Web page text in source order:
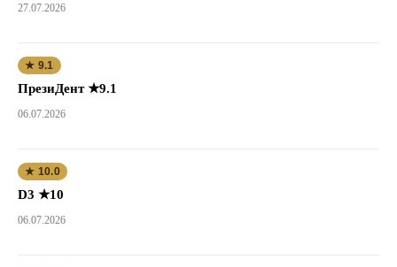
27.07.2026
★ 9.1
ПрезиДент ★9.1
06.07.2026
★ 10.0
D3 ★10
06.07.2026